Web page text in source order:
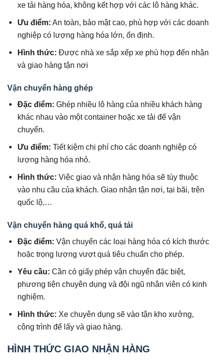
xe tải hàng hóa, không kết hợp với các lô hàng khác.
Ưu điểm: An toàn, bảo mật cao, phù hợp với các doanh
nghiệp có lượng hàng hóa lớn, ổn định.
Hình thức: Được nhà xe sắp xếp xe phù hợp đến nhận
và giao hàng tận nơi
Vận chuyển hàng ghép
Đặc điểm: Ghép nhiều lô hàng của nhiều khách hàng
khác nhau vào một container hoặc xe tải để vận
chuyển.
Ưu điểm: Tiết kiệm chi phí cho các doanh nghiệp có
lượng hàng hóa nhỏ.
Hình thức: Việc giao và nhận hàng hóa sẽ tùy thuộc
vào nhu cầu của khách. Giao nhận tận nơi, tại bãi, trên
quốc lộ,…
Vận chuyển hàng quá khổ, quá tải
Đặc điểm: Vận chuyển các loại hàng hóa có kích thước
hoặc trọng lượng vượt quá tiêu chuẩn cho phép.
Yêu cầu: Cần có giấy phép vận chuyển đặc biệt,
phương tiện chuyên dụng và đội ngũ nhân viên có kinh
nghiệm.
Hình thức: Xe chuyên dụng sẽ vào tận kho xưởng,
công trình để lấy và giao hàng.
HÌNH THỨC GIAO NHẬN HÀNG